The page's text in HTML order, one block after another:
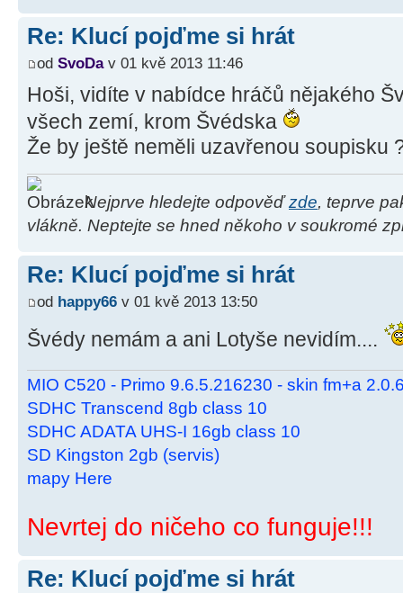
Re: Klucí pojďme si hrát
od SvoDav 01 kvě 2013 11:46
Hoši, vidíte v nabídce hráčů nějakého
všech zemí, krom Švédska
Že by ještě neměli uzavřenou soupisku
Nejprve hledejte odpověďzde, teprve
vlákně. Neptejte se hned někoho v soukromé
Re: Klucí pojďme si hrát
od happy66 v 01 kvě 2013 13:50
Švédy nemám a ani Lotyše nevidím....
MIO C520 - Primo 9.6.5.216230 - skin fm+a
SDHC Transcend 8gb class 10
SDHC ADATA UHS-I 16gb class 10
SD Kingston 2gb (servis)
mapy Here
Nevrtej do ničeho co funguje!!!
Re: Klucí pojďme si hrát